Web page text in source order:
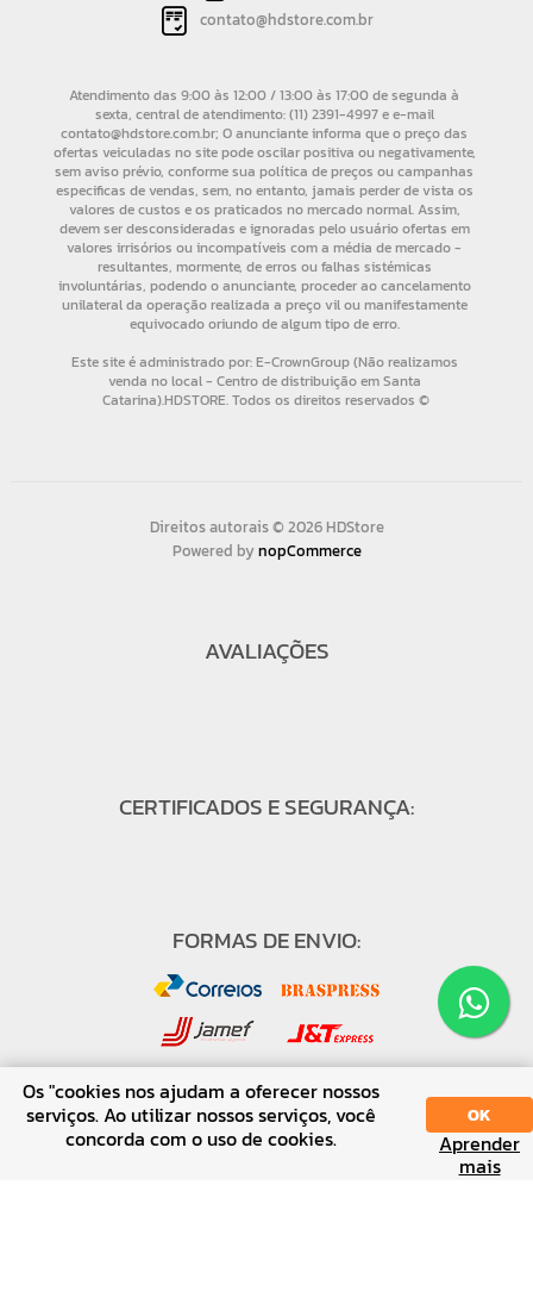
contato@hdstore.com.br
Direitos autorais © 2026 HDStore
Powered bynopCommerce
AVALIAÇÕES
CERTIFICADOS E SEGURANÇA:
FORMAS DE ENVIO:
FORMAS DE PAGAMENTO:
SORT DISPLAY
Os "cookies nos ajudam a oferecer nossos
serviços. Ao utilizar nossos serviços, você
concorda com o uso de cookies.
OK
Aprender
mais